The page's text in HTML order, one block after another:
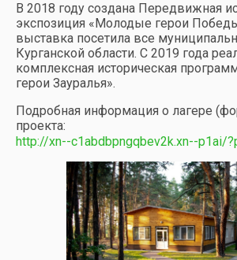
В 2018 году создана Передвижная
экспозиция «Молодые герои
выставка посетила все
Курганской области. С 2019 года
комплексная историческая
герои Зауралья».
Подробная информация о лагере
проекта:
http://xn--c1abdbpngqbev2k.xn--p1ai/